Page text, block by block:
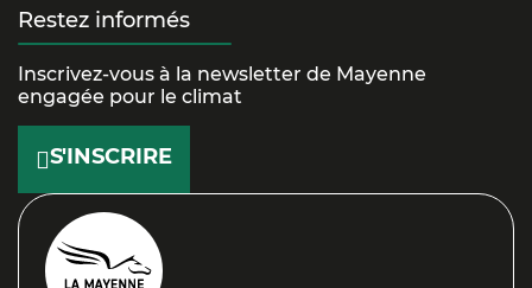
sur
Facebook
YouTube
la
Mayenne
sur
LinkedIn
TikTok
Restez informés
Inscrivez-vous à la newsletter de Mayenne
engagée pour le climat
S'INSCRIRE